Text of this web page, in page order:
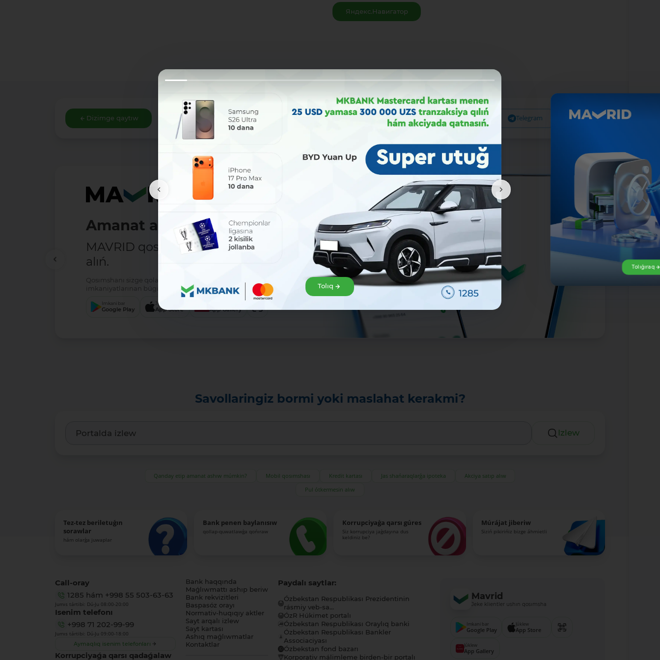
Яндекс.Навигатор
Dizimge qaytıw Bólisiw: Facebook Telegram X
Amanat ashıw - ańsat!
MAVRID qosımshasın házir júklep
alıń.
Qosımshanı sizge qolaylı servis arqalı júklep alıń hám Mavrid
imkaniyatlarınan búgin-aq paydalanıwdı baslań!:
Imkani bar
Google Play
Júklew
App Store App Gallery
Savollaringiz bormi yoki maslahat kerakmi?
Izlew
Qanday etip amanat ashıw múmkin? Mobil qosımshası Kredit kartası Jas shańaraqlarǵa ipoteka
Akciya satıp alıw
Pul ótkermesin alıw
Tez-tez beriletuǵın
sorawlar
hám olarǵa juwaplar
Bank penen baylanısıw
qollap-quwatlawǵa qońıraw
Korrupciyaǵa qarsı gúres
Siz korrupciya jaǵdayına dus
keldiniz be?
Múrájat jiberiw
Siziń pikirińiz bizge áhmietli
Call-oray
1285 hám +998 55 503-63-63
Jumıs tártibi: Dú-Ju 08:00-20:00
Isenim telefonı
+998 71 202-99-99
Jumıs tártibi: Dú-Ju 09:00-18:00
Aymaqlıq isenim telefonları
Korrupciyaǵa qarsı qadaǵalaw
Bank haqqında
Maǵlıwmattı ashıp beriw
Bank rekvizitleri
Baspasóz orayı
Normativ-huqıqıy aktler
Sayt arqalı izlew
Sayt kartası
Ashıq maǵlıwmatlar
Kontaktlar
Paydalı saytlar:
Ózbekstan Respublikası Prezidentinin
rásmiy veb-sa...
ÓzR Húkimet portalı
Ózbekstan Respublikası Oraylıq banki
Ózbekstan Respublikası Bankler
Associaciyası
Ózbekstan fond bazarı
Korporativ málimleme birden-bir portalı
Mavrid
Jeke klientler ushın qosımsha
Imkani bar
Google Play
Júklew
App Store
Júklew
App Gallery
Tolıq
Tolıǵıraq